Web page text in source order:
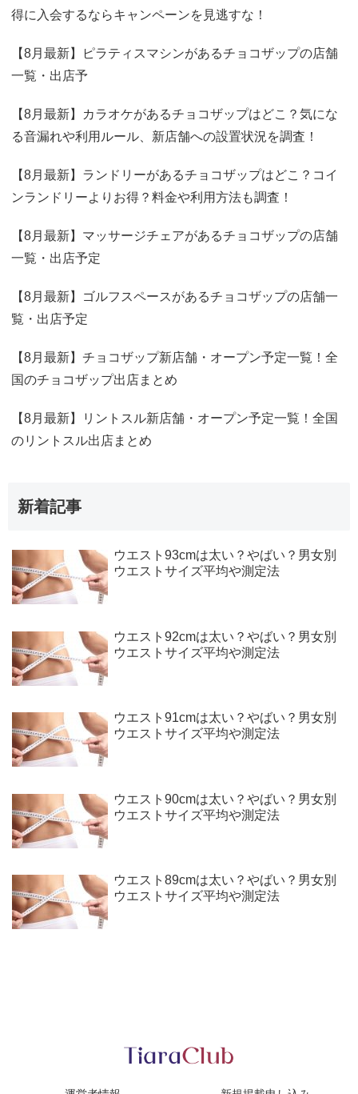
得に入会するならキャンペーンを見逃すな！
【8月最新】ピラティスマシンがあるチョコザップの店舗
一覧・出店予
【8月最新】カラオケがあるチョコザップはどこ？気にな
る音漏れや利用ルール、新店舗への設置状況を調査！
【8月最新】ランドリーがあるチョコザップはどこ？コイ
ンランドリーよりお得？料金や利用方法も調査！
【8月最新】マッサージチェアがあるチョコザップの店舗
一覧・出店予定
【8月最新】ゴルフスペースがあるチョコザップの店舗一
覧・出店予定
【8月最新】チョコザップ新店舗・オープン予定一覧！全
国のチョコザップ出店まとめ
【8月最新】リントスル新店舗・オープン予定一覧！全国
のリントスル出店まとめ
新着記事
ウエスト93cmは太い？やばい？男女別
ウエストサイズ平均や測定法
ウエスト92cmは太い？やばい？男女別
ウエストサイズ平均や測定法
ウエスト91cmは太い？やばい？男女別
ウエストサイズ平均や測定法
ウエスト90cmは太い？やばい？男女別
ウエストサイズ平均や測定法
ウエスト89cmは太い？やばい？男女別
ウエストサイズ平均や測定法